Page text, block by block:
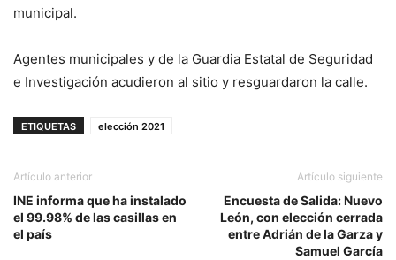
municipal.
Agentes municipales y de la Guardia Estatal de Seguridad
e Investigación acudieron al sitio y resguardaron la calle.
ETIQUETAS elección 2021
Artículo anterior
INE informa que ha instalado
el 99.98% de las casillas en
el país
Artículo siguiente
Encuesta de Salida: Nuevo
León, con elección cerrada
entre Adrián de la Garza y
Samuel García